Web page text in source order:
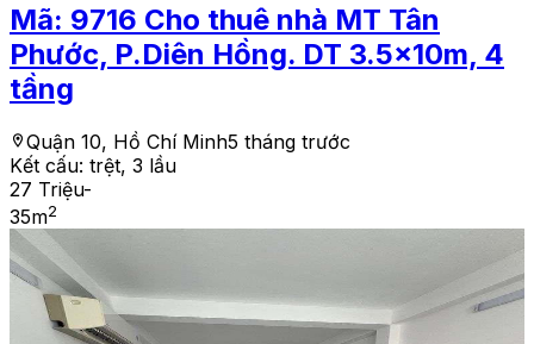
Mã: 9716 Cho thuê nhà MT Tân
Phước, P.Diên Hồng. DT 3.5x10m, 4
tầng
Quận 10, Hồ Chí Minh5 tháng trước
Kết cấu: trệt, 3 lầu
27 Triệu-
35m2